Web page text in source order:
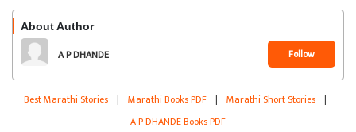
About Author
A P DHANDE Follow
Best Marathi Stories | Marathi Books PDF | Marathi Short Stories |
A P DHANDE Books PDF